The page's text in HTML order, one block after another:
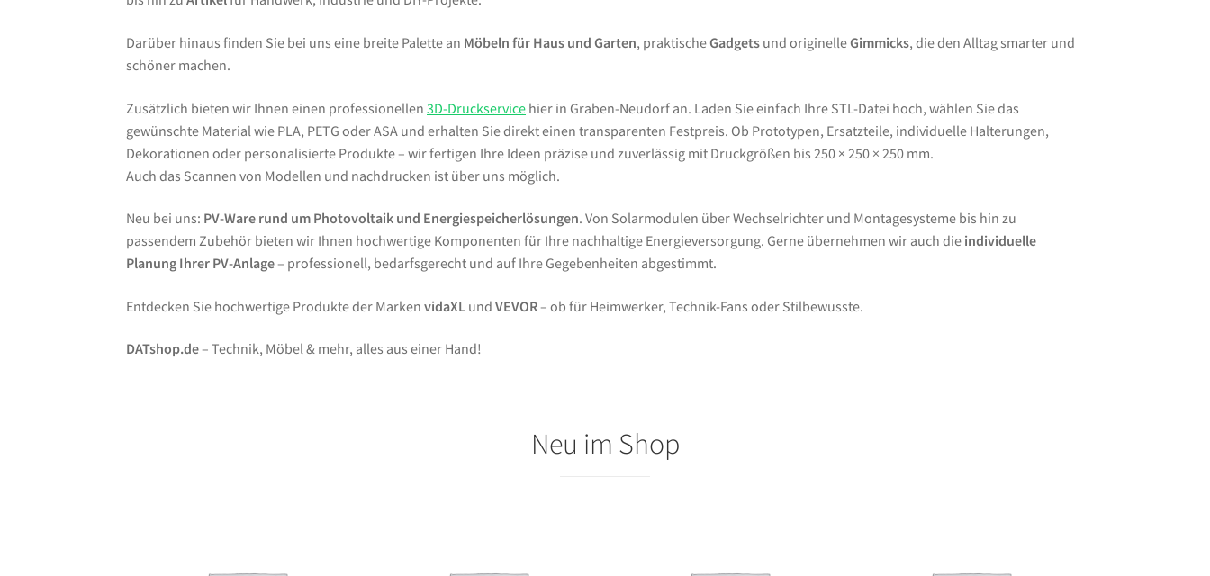
Darüber hinaus finden Sie bei uns eine breite Palette an Möbeln für Haus und Garten, praktischeGadgets und originelleGimmicks, die den Alltag smarter und
schöner machen.
Zusätzlich bieten wir Ihnen einen professionellen3D-Druckservice hier in Graben-Neudorf an. Laden Sie einfach Ihre STL-Datei hoch, wählen Sie das
gewünschte Material wie PLA, PETG oder ASA und erhalten Sie direkt einen transparenten Festpreis. Ob Prototypen, Ersatzteile, individuelle Halterungen,
Dekorationen oder personalisierte Produkte – wir fertigen Ihre Ideen präzise und zuverlässig mit Druckgrößen bis 250 × 250 × 250 mm.
Auch das Scannen von Modellen und nachdrucken ist über uns möglich.
Neu bei uns: PV-Ware rund um Photovoltaik und Energiespeicherlösungen. Von Solarmodulen über Wechselrichter und Montagesysteme bis hin zu
passendem Zubehör bieten wir Ihnen hochwertige Komponenten für Ihre nachhaltige Energieversorgung. Gerne übernehmen wir auch die individuelle
Planung Ihrer PV-Anlage– professionell, bedarfsgerecht und auf Ihre Gegebenheiten abgestimmt.
Entdecken Sie hochwertige Produkte der MarkenvidaXL undVEVOR– ob für Heimwerker, Technik-Fans oder Stilbewusste.
DATshop.de– Technik, Möbel & mehr, alles aus einer Hand!
Neu im Shop